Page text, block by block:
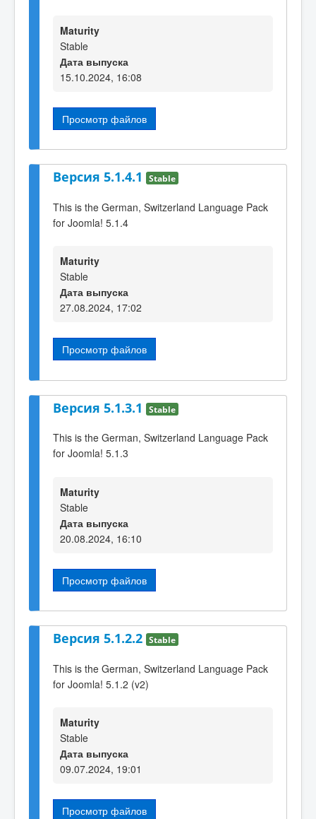
Maturity
Stable
Дата выпуска
15.10.2024, 16:08
Просмотр файлов
Версия 5.1.4.1 Stable
This is the German, Switzerland Language Pack
for Joomla! 5.1.4
Maturity
Stable
Дата выпуска
27.08.2024, 17:02
Просмотр файлов
Версия 5.1.3.1 Stable
This is the German, Switzerland Language Pack
for Joomla! 5.1.3
Maturity
Stable
Дата выпуска
20.08.2024, 16:10
Просмотр файлов
Версия 5.1.2.2 Stable
This is the German, Switzerland Language Pack
for Joomla! 5.1.2 (v2)
Maturity
Stable
Дата выпуска
09.07.2024, 19:01
Просмотр файлов